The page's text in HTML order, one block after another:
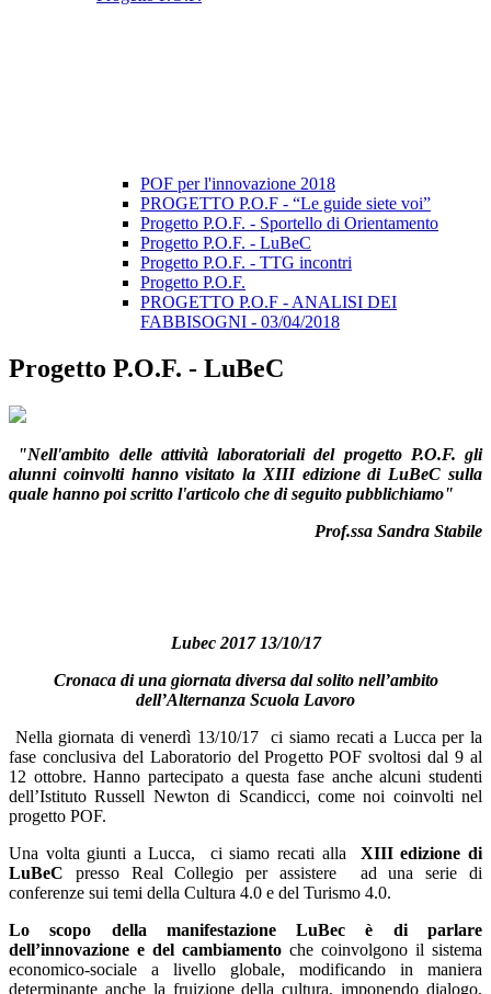
POF per l'innovazione 2018
PROGETTO P.O.F - “Le guide siete voi”
Progetto P.O.F. - Sportello di Orientamento
Progetto P.O.F. - LuBeC
Progetto P.O.F. - TTG incontri
Progetto P.O.F.
PROGETTO P.O.F - ANALISI DEI
FABBISOGNI - 03/04/2018
Progetto P.O.F. - LuBeC
"Nell'ambito delle attività laboratoriali del progetto P.O.F. gli
alunni coinvolti hanno visitato la XIII edizione di LuBeC sulla
quale hanno poi scritto l'articolo che di seguito pubblichiamo"
Prof.ssa Sandra Stabile
Lubec 2017 13/10/17
Cronaca di una giornata diversa dal solito nell’ambito
dell’Alternanza Scuola Lavoro
Nella giornata di venerdì 13/10/17 ci siamo recati a Lucca per la
fase conclusiva del Laboratorio del Progetto POF svoltosi dal 9 al
12 ottobre. Hanno partecipato a questa fase anche alcuni studenti
dell’Istituto Russell Newton di Scandicci, come noi coinvolti nel
progetto POF.
Una volta giunti a Lucca, ci siamo recati alla
XIII edizione di
LuBeC presso Real Collegio per assistere ad una serie di
conferenze sui temi della Cultura 4.0 e del Turismo 4.0.
Lo scopo della manifestazione LuBec è di parlare
dell’innovazione e del cambiamento che coinvolgono il sistema
economico-sociale a livello globale, modificando in maniera
determinante anche la fruizione della cultura, imponendo dialogo,